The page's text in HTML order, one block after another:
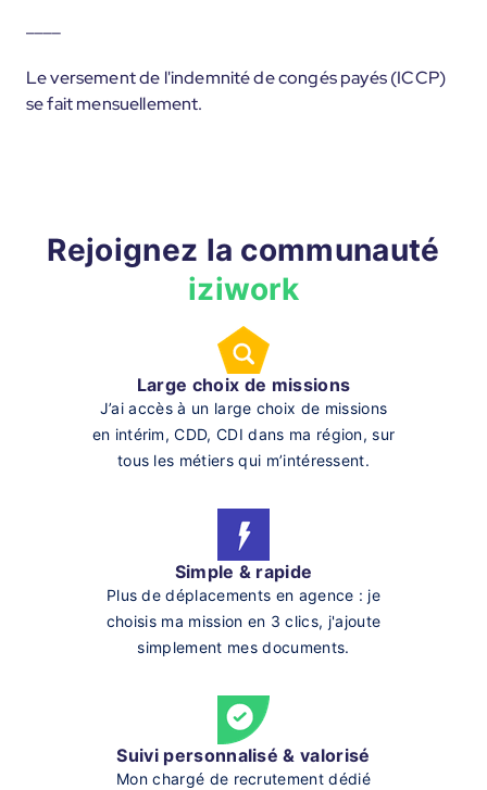
Le versement de l'indemnité de congés payés (ICCP)
se fait mensuellement.
Rejoignez la communauté
iziwork
Large choix de missions
J’ai accès à un large choix de missions
en intérim, CDD, CDI dans ma région, sur
tous les métiers qui m’intéressent.
Simple & rapide
Plus de déplacements en agence : je
choisis ma mission en 3 clics, j'ajoute
simplement mes documents.
Suivi personnalisé & valorisé
Mon chargé de recrutement dédié